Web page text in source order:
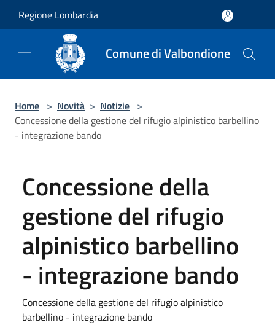
Regione Lombardia
Comune di Valbondione
Home > Novità > Notizie >
Concessione della gestione del rifugio alpinistico barbellino
- integrazione bando
Concessione della
gestione del rifugio
alpinistico barbellino
- integrazione bando
Concessione della gestione del rifugio alpinistico
barbellino - integrazione bando